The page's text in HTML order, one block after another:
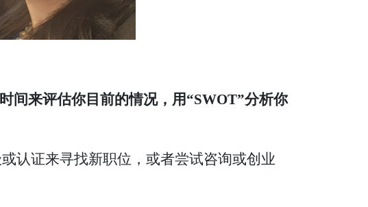
间来评估你目前的情况，用“SWOT”分析你
认证来寻找新职位，或者尝试咨询或创业